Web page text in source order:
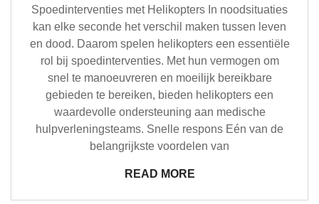
Spoedinterventies met Helikopters In noodsituaties
kan elke seconde het verschil maken tussen leven
en dood. Daarom spelen helikopters een essentiële
rol bij spoedinterventies. Met hun vermogen om
snel te manoeuvreren en moeilijk bereikbare
gebieden te bereiken, bieden helikopters een
waardevolle ondersteuning aan medische
hulpverleningsteams. Snelle respons Eén van de
belangrijkste voordelen van
READ MORE